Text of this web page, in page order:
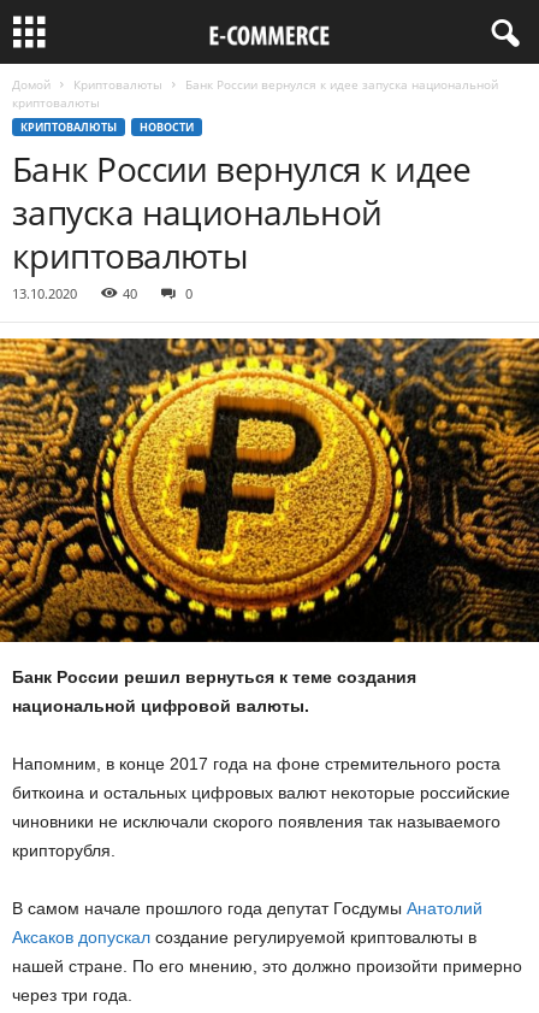
Домой Криптовалюты
Банк России вернулся к идее запуска национальной
криптовалюты
КРИПТОВАЛЮТЫ НОВОСТИ
Банк России вернулся к идее
запуска национальной
криптовалюты
13.10.2020 40 0
Банк России решил вернуться к теме создания
национальной цифровой валюты.
Напомним, в конце 2017 года на фоне стремительного роста
биткоина и остальных цифровых валют некоторые российские
чиновники не исключали скорого появления так называемого
крипторубля.
В самом начале прошлого года депутат Госдумы Анатолий
Аксаков допускал создание регулируемой криптовалюты в
нашей стране. По его мнению, это должно произойти примерно
через три года.